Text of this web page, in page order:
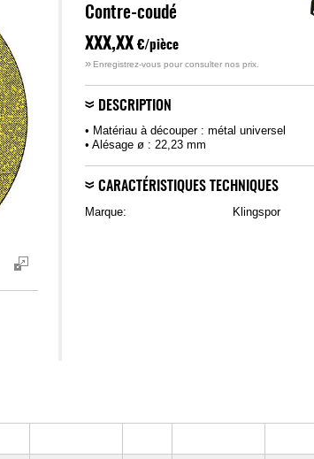
Contre-coudé
XXX,XX €/pièce
» Enregistrez-vous pour consulter nos prix.
DESCRIPTION
• Matériau à découper : métal universel
• Alésage ø : 22,23 mm
CARACTÉRISTIQUES TECHNIQUES
Marque: Klingspor